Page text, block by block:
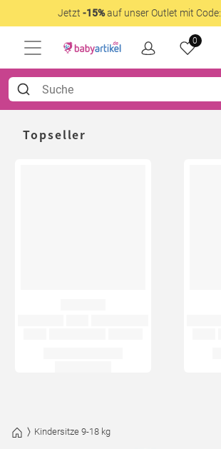
Jetzt -15%auf unser Outlet mit Code:
0
Topseller
Kindersitze 9-18 kg